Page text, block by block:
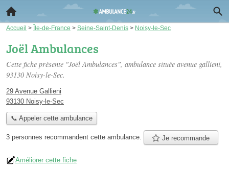
Accueil > Île-de-France > Seine-Saint-Denis > Noisy-le-Sec
Joël Ambulances
Cette fiche présente "Joël Ambulances", ambulance située avenue gallieni,
93130 Noisy-le-Sec.
29 Avenue Gallieni
93130 Noisy-le-Sec
📞 Appeler cette ambulance
3 personnes recommandent cette ambulance. Je recommande
Améliorer cette fiche